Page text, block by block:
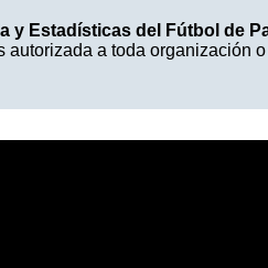
y Estadísticas del Fútbol de
a toda organización